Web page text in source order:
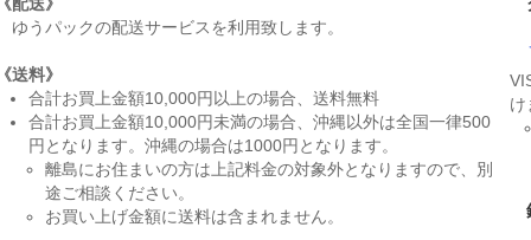
うパックの配送サービスを利用致します。
送料》
合計お買上金額10,000円以上の場合、送料無料
合計お買上金額10,000円未満の場合、沖縄以外は全国一律500
円となります。沖縄の場合は1000円となります。
離島にお住まいの方は上記料金の対象外となりますので、別
途ご相談ください。
お買い上げ金額に送料は含まれません。
け